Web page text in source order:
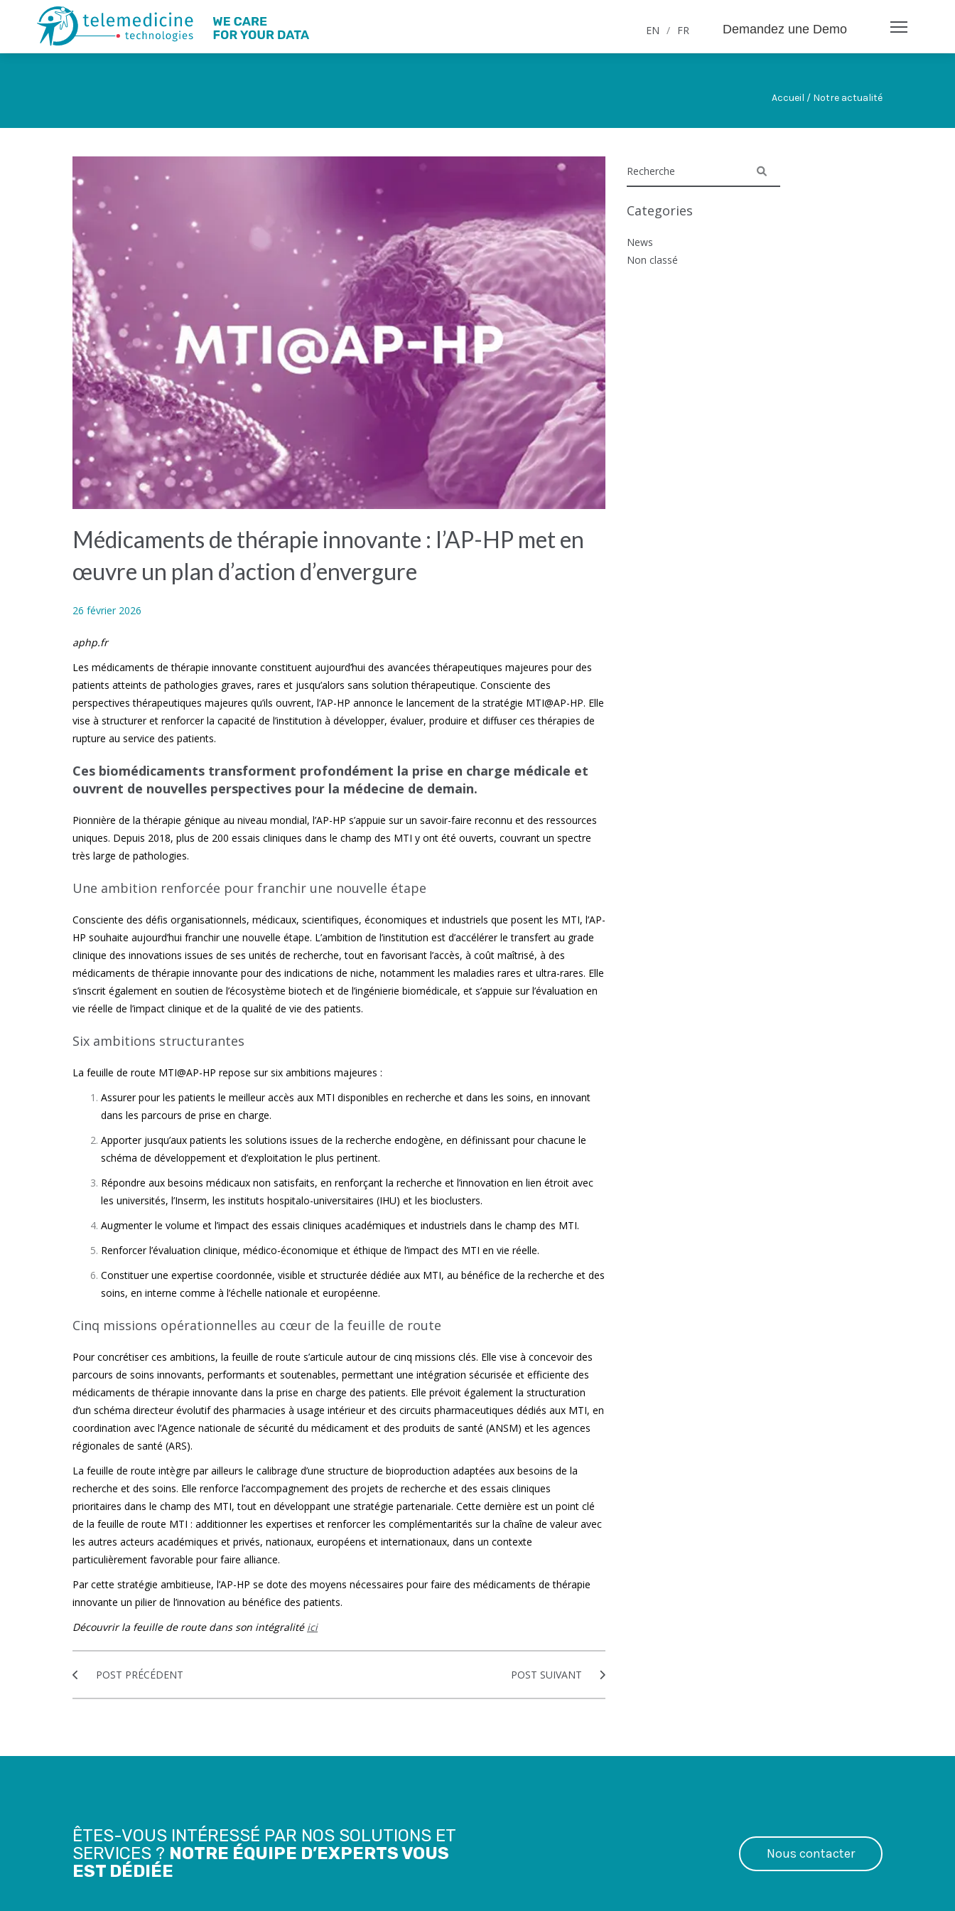
EN / FR Demandez une Demo
Accueil / Notre actualité
Médicaments de thérapie innovante : l’AP-HP met en
œuvre un plan d’action d’envergure
26 février 2026
aphp.fr
Les médicaments de thérapie innovante constituent aujourd’hui des avancées thérapeutiques majeures pour des
patients atteints de pathologies graves, rares et jusqu’alors sans solution thérapeutique. Consciente des
perspectives thérapeutiques majeures qu’ils ouvrent, l’AP-HP annonce le lancement de la stratégie MTI@AP-HP. Elle
vise à structurer et renforcer la capacité de l’institution à développer, évaluer, produire et diffuser ces thérapies de
rupture au service des patients.
Ces biomédicaments transforment profondément la prise en charge médicale et
ouvrent de nouvelles perspectives pour la médecine de demain.
Pionnière de la thérapie génique au niveau mondial, l’AP-HP s’appuie sur un savoir-faire reconnu et des ressources
uniques. Depuis 2018, plus de 200 essais cliniques dans le champ des MTI y ont été ouverts, couvrant un spectre
très large de pathologies.
Une ambition renforcée pour franchir une nouvelle étape
Consciente des défis organisationnels, médicaux, scientifiques, économiques et industriels que posent les MTI, l’AP-
HP souhaite aujourd’hui franchir une nouvelle étape. L’ambition de l’institution est d’accélérer le transfert au grade
clinique des innovations issues de ses unités de recherche, tout en favorisant l’accès, à coût maîtrisé, à des
médicaments de thérapie innovante pour des indications de niche, notamment les maladies rares et ultra-rares. Elle
s’inscrit également en soutien de l’écosystème biotech et de l’ingénierie biomédicale, et s’appuie sur l’évaluation en
vie réelle de l’impact clinique et de la qualité de vie des patients.
Six ambitions structurantes
La feuille de route MTI@AP-HP repose sur six ambitions majeures :
Assurer pour les patients le meilleur accès aux MTI disponibles en recherche et dans les soins, en innovant
dans les parcours de prise en charge.
Apporter jusqu’aux patients les solutions issues de la recherche endogène, en définissant pour chacune le
schéma de développement et d’exploitation le plus pertinent.
Répondre aux besoins médicaux non satisfaits, en renforçant la recherche et l’innovation en lien étroit avec
les universités, l’Inserm, les instituts hospitalo-universitaires (IHU) et les bioclusters.
Augmenter le volume et l’impact des essais cliniques académiques et industriels dans le champ des MTI.
Renforcer l’évaluation clinique, médico-économique et éthique de l’impact des MTI en vie réelle.
Constituer une expertise coordonnée, visible et structurée dédiée aux MTI, au bénéfice de la recherche et des
soins, en interne comme à l’échelle nationale et européenne.
Cinq missions opérationnelles au cœur de la feuille de route
Pour concrétiser ces ambitions, la feuille de route s’articule autour de cinq missions clés. Elle vise à concevoir des
parcours de soins innovants, performants et soutenables, permettant une intégration sécurisée et efficiente des
médicaments de thérapie innovante dans la prise en charge des patients. Elle prévoit également la structuration
d’un schéma directeur évolutif des pharmacies à usage intérieur et des circuits pharmaceutiques dédiés aux MTI, en
coordination avec l’Agence nationale de sécurité du médicament et des produits de santé (ANSM) et les agences
régionales de santé (ARS).
La feuille de route intègre par ailleurs le calibrage d’une structure de bioproduction adaptées aux besoins de la
recherche et des soins. Elle renforce l’accompagnement des projets de recherche et des essais cliniques
prioritaires dans le champ des MTI, tout en développant une stratégie partenariale. Cette dernière est un point clé
de la feuille de route MTI : additionner les expertises et renforcer les complémentarités sur la chaîne de valeur avec
les autres acteurs académiques et privés, nationaux, européens et internationaux, dans un contexte
particulièrement favorable pour faire alliance.
Par cette stratégie ambitieuse, l’AP-HP se dote des moyens nécessaires pour faire des médicaments de thérapie
innovante un pilier de l’innovation au bénéfice des patients.
Découvrir la feuille de route dans son intégralité ici
POST PRÉCÉDENT POST SUIVANT
Categories
News
Non classé
ÊTES-VOUS INTÉRESSÉ PAR NOS SOLUTIONS ET
SERVICES ? NOTRE ÉQUIPE D’EXPERTS VOUS
EST DÉDIÉE
Nous contacter